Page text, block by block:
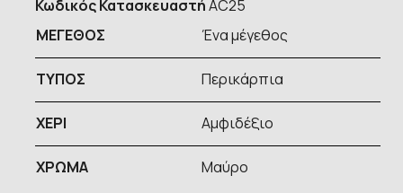
Κωδικός ΚατασκευαστήAC25
ΜΕΓΕΘΟΣ
Ένα μέγεθος
ΤΥΠOΣ Περικάρπια
ΧΕΡΙ Αμφιδέξιο
ΧΡΩΜΑ Μαύρο